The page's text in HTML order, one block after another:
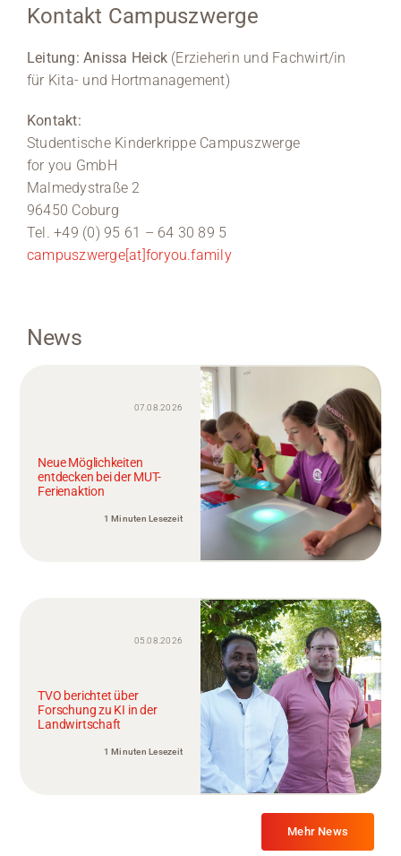
Kontakt Campuszwerge
Leitung: Anissa Heick (Erzieherin und Fachwirt/in
für Kita- und Hortmanagement)
Kontakt:
Studentische Kinderkrippe Campuszwerge
for you GmbH
Malmedystraße 2
96450 Coburg
Tel. +49 (0) 95 61 – 64 30 89 5
campuszwerge[at]foryou.family
News
07.08.2026
Neue Möglichkeiten
entdecken bei der MUT-
Ferienaktion
1 Minuten Lesezeit
05.08.2026
TVO berichtet über
Forschung zu KI in der
Landwirtschaft
1 Minuten Lesezeit
Mehr News